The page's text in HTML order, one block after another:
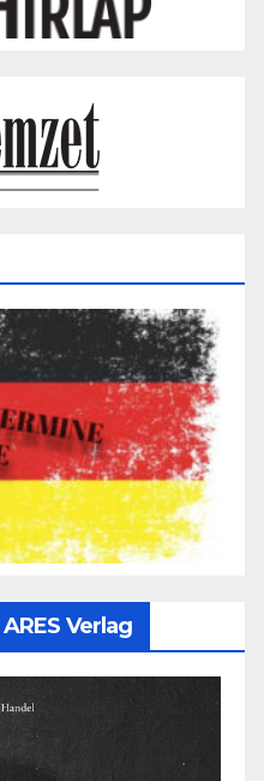
Verlag